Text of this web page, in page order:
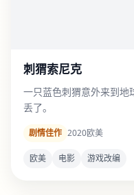
刺猬索尼克
一只蓝色刺猬意外来到地
丢了。
剧情佳作 2020欧美
欧美 电影 游戏改编